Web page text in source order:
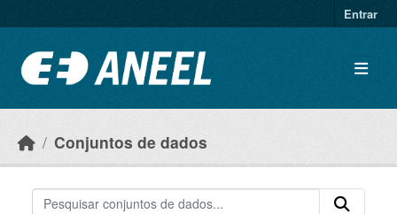
Entrar
Conjuntos de dados